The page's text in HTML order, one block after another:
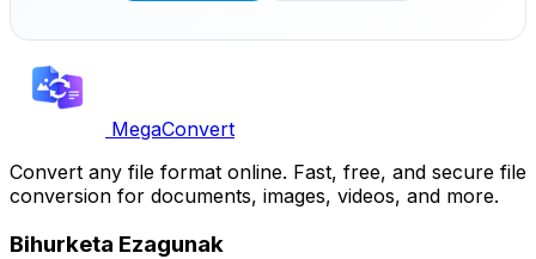
MegaConvert
Convert any file format online. Fast, free, and secure file
conversion for documents, images, videos, and more.
Bihurketa Ezagunak